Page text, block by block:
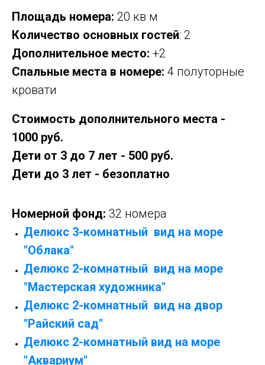
Площадь номера: 20 кв м
Количество основных гостей: 2
Дополнительное место: +2
Спальные места в номере: 4 полуторные
кровати
Стоимость дополнительного места -
1000 руб.
Дети от 3 до 7 лет - 500 руб.
Дети до 3 лет - безоплатно
Номерной фонд: 32 номера
Делюкс 3-комнатный вид на море
"Облака"
Делюкс 2-комнатный вид на море
"Мастерская художника"
Делюкс 2-комнатный вид на двор
"Райский сад"
Делюкс 2-комнатный вид на море
"Аквариум"